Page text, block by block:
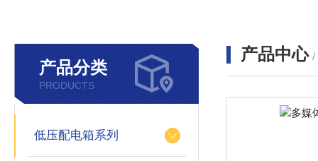
产品分类
PRODUCTS
低压配电箱系列
产品中心 /